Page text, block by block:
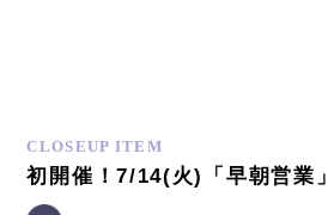
CLOSEUP ITEM
初開催！7/14(火)「早朝営業」